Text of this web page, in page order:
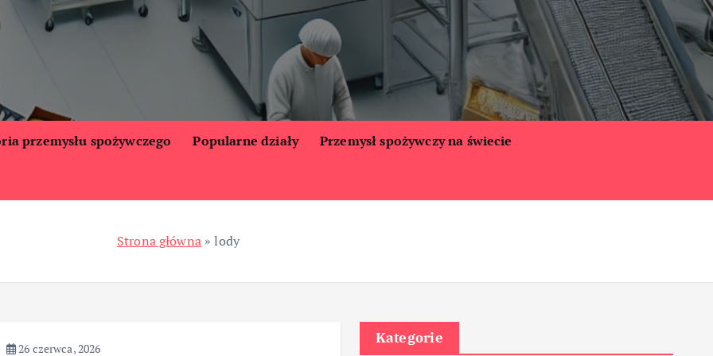
przemysłu spożywczego Popularne działy Przemysł spożywczy na świecie
Strona główna»lody
26 czerwca, 2026
Kategorie